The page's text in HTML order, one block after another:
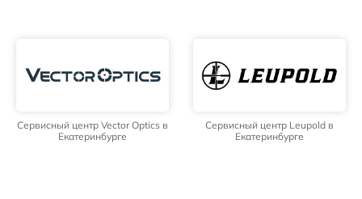
Сервисный центр Vector Optics в
Екатеринбурге
Сервисный центр Leupold в
Екатеринбурге